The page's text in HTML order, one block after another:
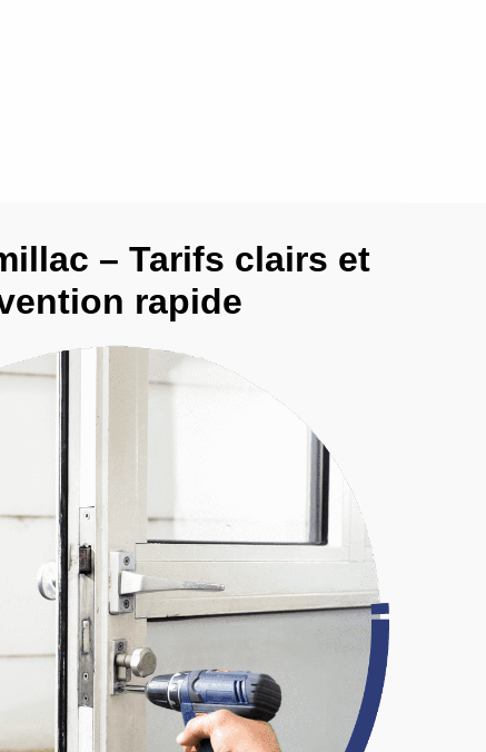
– Tarifs clairs et
rapide